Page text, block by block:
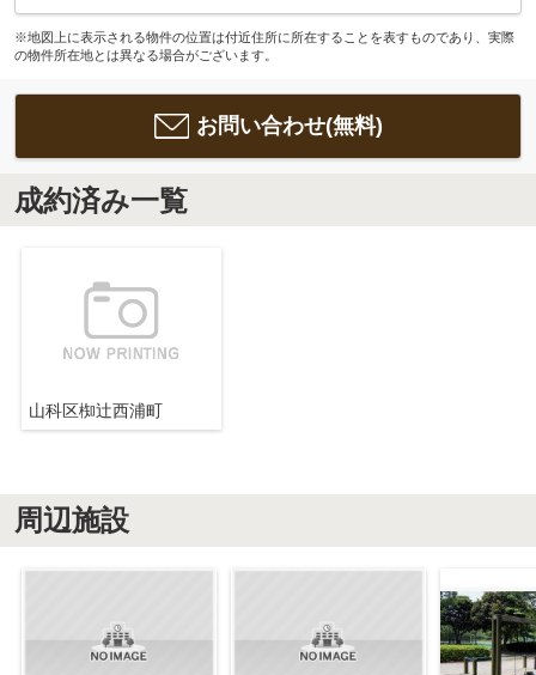
※地図上に表示される物件の位置は付近住所に所在することを表すものであり、実際
の物件所在地とは異なる場合がございます。
お問い合わせ(無料)
成約済み一覧
山科区椥辻西浦町
周辺施設